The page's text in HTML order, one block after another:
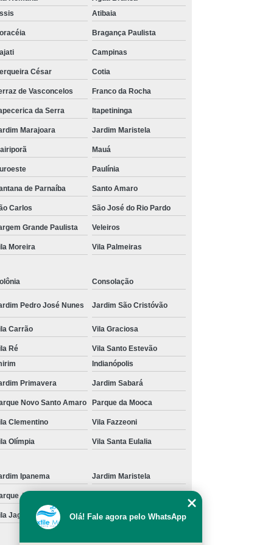
Toalha de Banho Fio Penteado
de Toalha de Banho Algodão
de Toalha de Banho Grande
Aluguel de Toalha de Pedicure
Locação de Toalha de Manicure
de Toalha Manicure Pedicure
de Toalha para Manicure e Pedicure
Toalha para Pedicure e Manicure
Grande São Paulo
Locação de Toalha Banho e Rosto
de Toalha de Rosto Branca
de Toalha de Rosto Grande São Paulo
de Toalha de Rosto Pequena
Locação de Toalha para Rosto
de Toalha Industrial Nova
de Toalha para Banheiro
Industrial Grande São Paulo
de Toalha Industrial São Paulo
Absorção de óleo
Manta Absorvente Grande São Paulo
Atibaia
Bragança Paulista
Campinas
César Cotia
de Vasconcelos Franco da Rocha
da Serra Itapetininga
Marajoara Jardim Maristela
Mauá
Paulínia
de Parnaíba Santo Amaro
Carlos São José do Rio Pardo
Grande Paulista Veleiros
Moreira Vila Palmeiras
Consolação
Pedro José Nunes Jardim São Cristóvão
Carrão Vila Graciosa
Ré
Vila Santo Estevão
Indianópolis
Primavera Jardim Sabará
Novo Santo Amaro Parque da Mooca
Clementino Vila Fazzeoni
Olímpia Vila Santa Eulalia
Ipanema Jardim Maristela
Anhangüera
Jaguara Vila Jaraguá
Olá! Fale agora pelo WhatsApp